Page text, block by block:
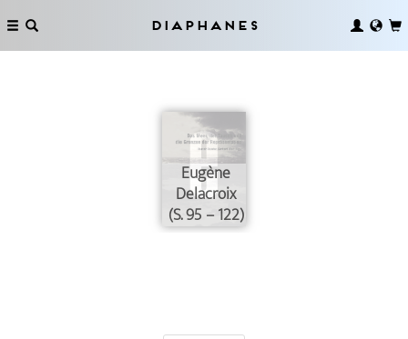
Diaphanes
Eugène
Delacroix
(S. 95 – 122)